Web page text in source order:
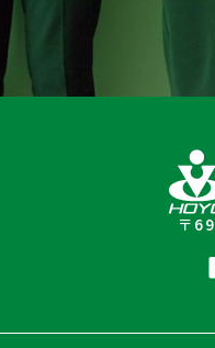
〒